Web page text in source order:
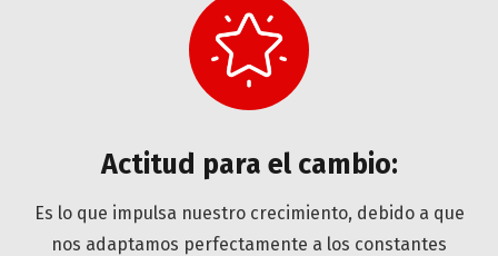
Actitud para el cambio:
Es lo que impulsa nuestro crecimiento, debido a que
nos adaptamos perfectamente a los constantes